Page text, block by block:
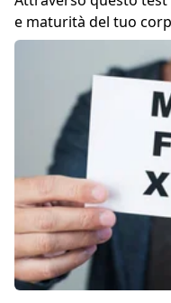
e maturità del tuo